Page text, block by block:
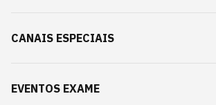
CANAIS ESPECIAIS
EVENTOS EXAME